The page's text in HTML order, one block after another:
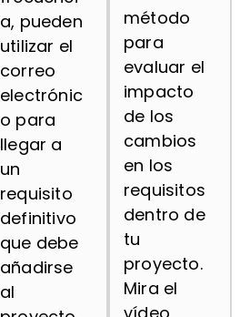
a, pueden
utilizar el
correo
electrónic
o para
llegar a
un
requisito
definitivo
que debe
añadirse
al
método
para
evaluar el
impacto
de los
cambios
en los
requisitos
dentro de
tu
proyecto.
Mira el